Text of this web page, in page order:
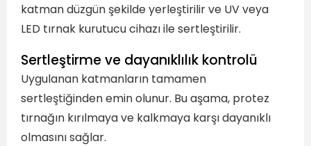
katman düzgün şekilde yerleştirilir ve UV veya
LED tırnak kurutucu cihazı ile sertleştirilir.
Sertleştirme ve dayanıklılık kontrolü
Uygulanan katmanların tamamen
sertleştiğinden emin olunur. Bu aşama, protez
tırnağın kırılmaya ve kalkmaya karşı dayanıklı
olmasını sağlar.